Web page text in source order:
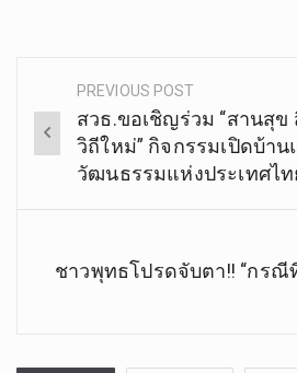
Post
navigation
PREVIOUS POST
สวธ.ขอเชิญร่วม “สานสุ
วิถีใหม่” กิจกรรมเปิดบ้า
วัฒนธรรมแห่งประเทศไท
ชาวพุทธโปรดจับตา!! “กร